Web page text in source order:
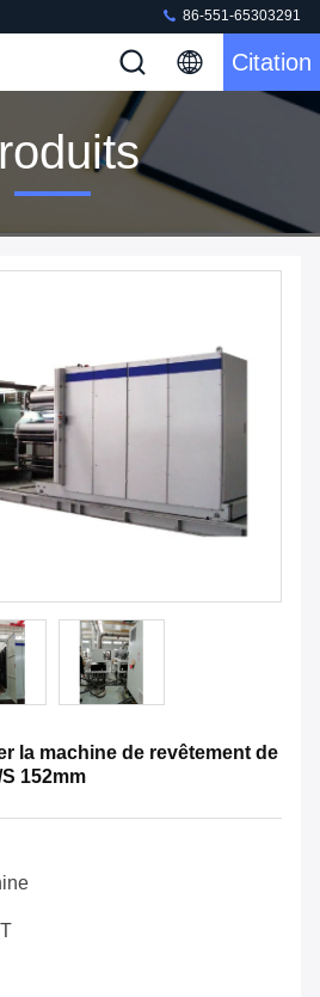
86-551-65303291
Citation
la machine de revêtement de
152mm